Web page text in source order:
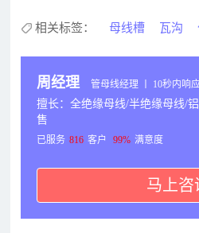
相关标签： 母线槽 瓦沟
周经理 管母线经理 丨 10秒内响
擅长：全绝缘母线/半绝缘母线/
售
已服务 816 客户 99% 满意度
马上咨